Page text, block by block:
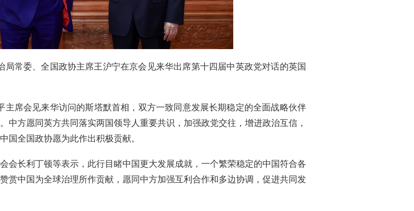
局常委、全国政协主席王沪宁在京会见来华出席第十四届中英政党对话的英国
主席会见来华访问的斯塔默首相，双方一致同意发展长期稳定的全面战略伙伴
中方愿同英方共同落实两国领导人重要共识，加强政党交往，增进政治互信，
国全国政协愿为此作出积极贡献。
会长利丁顿等表示，此行目睹中国更大发展成就，一个繁荣稳定的中国符合各
赏中国为全球治理所作贡献，愿同中方加强互利合作和多边协调，促进共同发